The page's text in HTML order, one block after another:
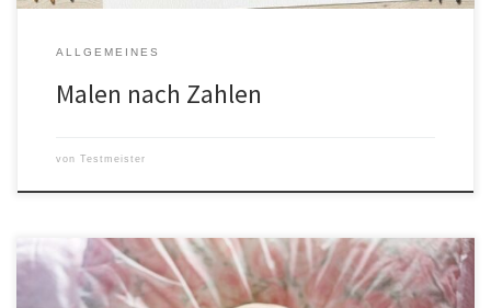
ALLGEMEINES
Malen nach Zahlen
von Testmeister